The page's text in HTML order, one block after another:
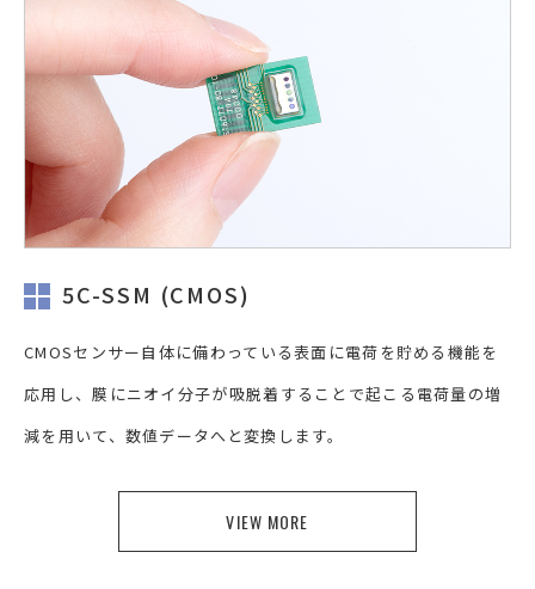
5C-SSM (CMOS)
CMOSセンサー自体に備わっている表面に電荷を貯める機能を
応用し、膜にニオイ分子が吸脱着することで起こる電荷量の増
減を用いて、数値データへと変換します。
VIEW MORE